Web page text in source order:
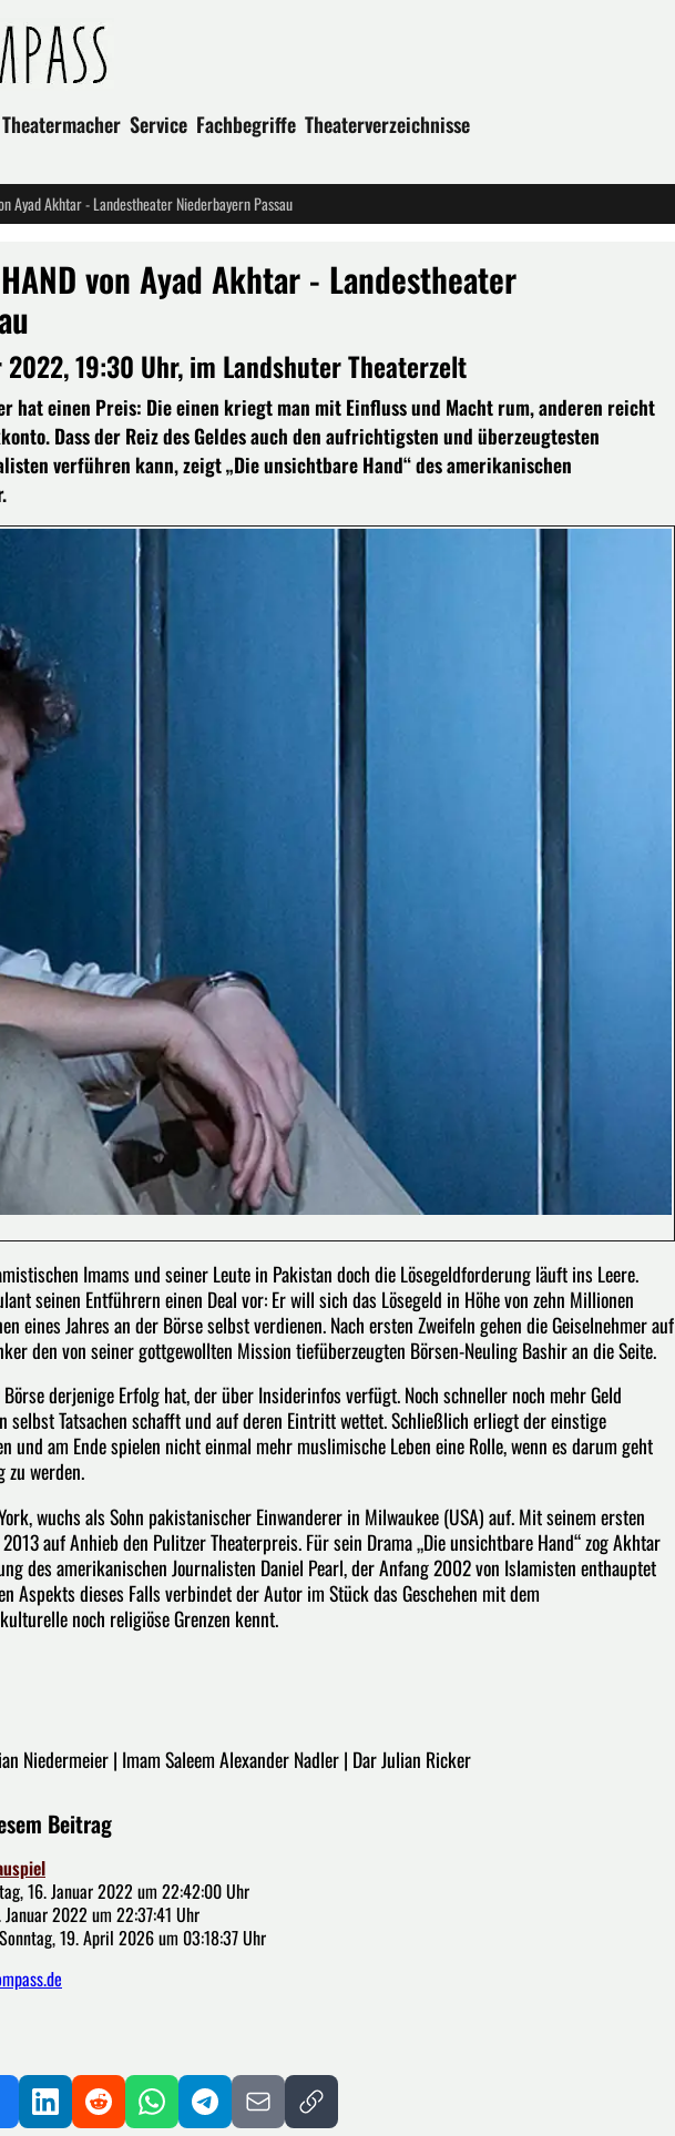
Theatermacher Service Fachbegriffe Theaterverzeichnisse
Ayad Akhtar - Landestheater Niederbayern Passau
HAND von Ayad Akhtar - Landestheater
19:30 Uhr, im Landshuter Theaterzelt
hat einen Preis: Die einen kriegt man mit Einfluss und Macht rum, anderen reicht
Dass der Reiz des Geldes auch den aufrichtigsten und überzeugtesten
verführen kann, zeigt „Die unsichtbare Hand“ des amerikanischen
Imams und seiner Leute in Pakistan doch die Lösegeldforderung läuft ins Leere.
seinen Entführern einen Deal vor: Er will sich das Lösegeld in Höhe von zehn Millionen
eines Jahres an der Börse selbst verdienen. Nach ersten Zweifeln gehen die Geiselnehmer auf
den von seiner gottgewollten Mission tiefüberzeugten Börsen-Neuling Bashir an die Seite.
derjenige Erfolg hat, der über Insiderinfos verfügt. Noch schneller noch mehr Geld
selbst Tatsachen schafft und auf deren Eintritt wettet. Schließlich erliegt der einstige
und am Ende spielen nicht einmal mehr muslimische Leben eine Rolle, wenn es darum geht
zu werden.
wuchs als Sohn pakistanischer Einwanderer in Milwaukee (USA) auf. Mit seinem ersten
auf Anhieb den Pulitzer Theaterpreis. Für sein Drama „Die unsichtbare Hand“ zog Akhtar
des amerikanischen Journalisten Daniel Pearl, der Anfang 2002 von Islamisten enthauptet
Aspekts dieses Falls verbindet der Autor im Stück das Geschehen mit dem
noch religiöse Grenzen kennt.
Niedermeier | Imam Saleem Alexander Nadler | Dar Julian Ricker
Beitrag
16. Januar 2022 um 22:42:00 Uhr
Januar 2022 um 22:37:41 Uhr
Sonntag, 19. April 2026 um 03:18:37 Uhr